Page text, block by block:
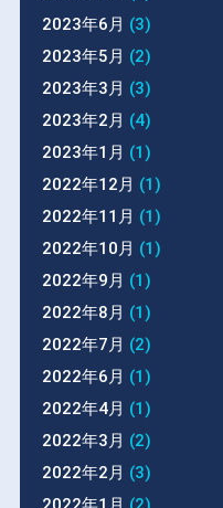
2023年6月 (3)
2023年5月 (2)
2023年3月 (3)
2023年2月 (4)
2023年1月 (1)
2022年12月 (1)
2022年11月 (1)
2022年10月 (1)
2022年9月 (1)
2022年8月 (1)
2022年7月 (2)
2022年6月 (1)
2022年4月 (1)
2022年3月 (2)
2022年2月 (3)